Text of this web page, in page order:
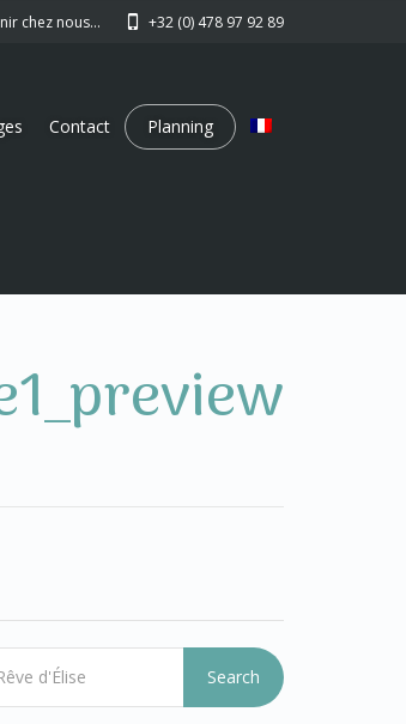
chez nous… +32 (0) 478 97 92 89
Contact Planning
Search